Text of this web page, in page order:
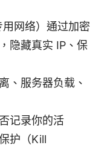
网络）通过加密
隐藏真实 IP、保
、服务器负载、
记录你的活
护（Kill